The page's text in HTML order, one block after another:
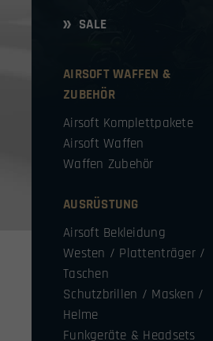
SALE
AIRSOFT WAFFEN &
ZUBEHÖR
Airsoft Komplettpakete
Airsoft Waffen
Waffen Zubehör
AUSRÜSTUNG
Airsoft Bekleidung
Westen / Plattenträger /
Taschen
Schutzbrillen / Masken /
Helme
Funkgeräte & Headsets